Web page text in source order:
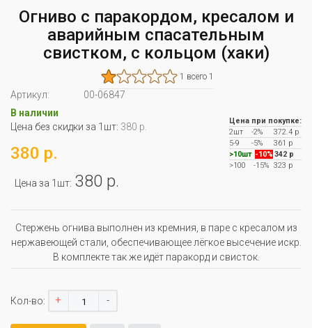
Огниво с паракордом, кресалом и
аварийным спасательным
свистком, с кольцом (хаки)
1 всего 1
Артикул:
00-06847
В наличии
Цена без скидки за 1шт: 380 р.
380 р.
Цена за 1шт: 380 р.
Цена при покупке:
2шт
-2%
372.4 р
5-9
-5%
361 р
>10шт -10% 342 р
>100
-15% 323 р
Стержень огнива выполнен из кремния, в паре с кресалом из
нержавеющей стали, обеспечивающее лёгкое высечение искр.
В комплекте так же идёт паракорд и свисток.
Кол-во: + -